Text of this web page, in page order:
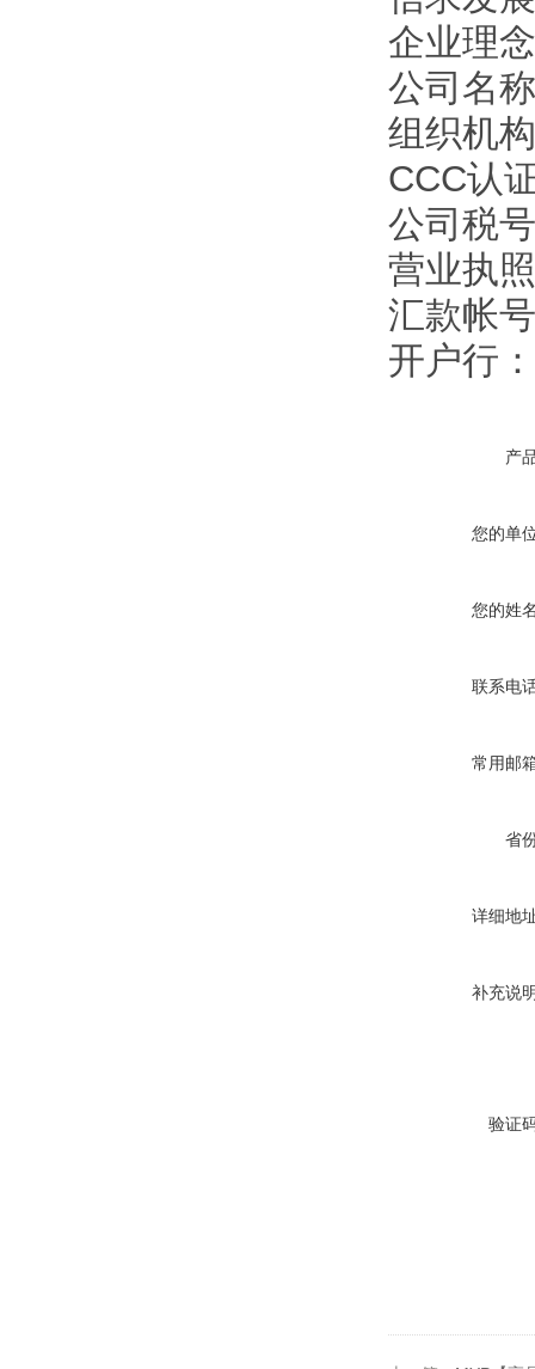
企业理
公司名
组织机
CCC认
公司税
营业执
汇款帐
开户行
产
您的单
您的姓
联系电
常用邮
省
详细地
补充说
验证